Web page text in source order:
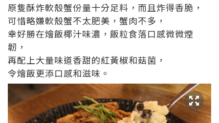
原隻酥炸軟殼蟹份量十分足料，而且炸得香脆，
可惜略嫌軟殼蟹不太肥美，蟹肉不多，
幸好勝在燴飯椰汁味濃，飯粒食落口感微微煙
韌，
再配上大量味道香甜的紅黃椒和菇菌，
令燴飯更添口感和滋味。